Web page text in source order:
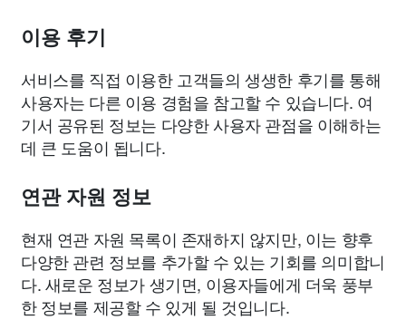
이용 후기
서비스를 직접 이용한 고객들의 생생한 후기를 통해
사용자는 다른 이용 경험을 참고할 수 있습니다. 여
기서 공유된 정보는 다양한 사용자 관점을 이해하는
데 큰 도움이 됩니다.
연관 자원 정보
현재 연관 자원 목록이 존재하지 않지만, 이는 향후
다양한 관련 정보를 추가할 수 있는 기회를 의미합니
다. 새로운 정보가 생기면, 이용자들에게 더욱 풍부
한 정보를 제공할 수 있게 될 것입니다.